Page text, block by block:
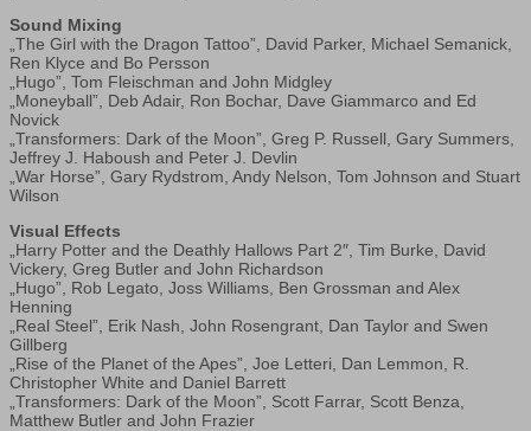
Sound Mixing
„The Girl with the Dragon Tattoo”, David Parker, Michael Semanick,
Ren Klyce and Bo Persson
„Hugo”, Tom Fleischman and John Midgley
„Moneyball”, Deb Adair, Ron Bochar, Dave Giammarco and Ed
Novick
„Transformers: Dark of the Moon”, Greg P. Russell, Gary Summers,
Jeffrey J. Haboush and Peter J. Devlin
„War Horse”, Gary Rydstrom, Andy Nelson, Tom Johnson and Stuart
Wilson
Visual Effects
„Harry Potter and the Deathly Hallows Part 2″, Tim Burke, David
Vickery, Greg Butler and John Richardson
„Hugo”, Rob Legato, Joss Williams, Ben Grossman and Alex
Henning
„Real Steel”, Erik Nash, John Rosengrant, Dan Taylor and Swen
Gillberg
„Rise of the Planet of the Apes”, Joe Letteri, Dan Lemmon, R.
Christopher White and Daniel Barrett
„Transformers: Dark of the Moon”, Scott Farrar, Scott Benza,
Matthew Butler and John Frazier